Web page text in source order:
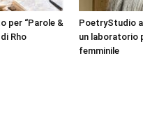
per “Parole &
Rho
PoetryStudio
un
femminile